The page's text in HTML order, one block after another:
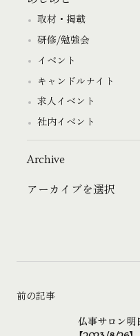
取材・掲載
研修/勉強会
イベント
キャンドルナイト
求人イベント
社内イベント
Archive
前の記事
仏事サロン明